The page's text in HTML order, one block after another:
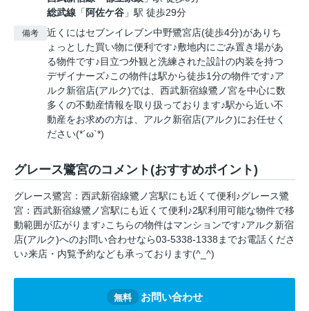
総武線 「 阿佐ケ谷 」駅 徒歩29分
備考
近くにはセブンイレブン中野鷺宮店(徒歩4分)がありち
ょっとした買い物に便利です♪敷地内にごみ置き場があ
る物件です♪目立つ外観と洗練された設計の内装を持つ
デザイナーズ♪この物件は駅から徒歩1分の物件です♪ア
ルク新宿店(アルク)では、西武新宿線鷺ノ宮を中心に数
多くの不動産情報を取り扱っております♪駅から近い不
動産をお求めの方は、アルク新宿店(アルク)にお任せく
ださい(*´ω`*)
グレース鷺宮のコメント(おすすめポイント)
グレース鷺宮：西武新宿線鷺ノ宮駅にも近くて便利♪グレース鷺
宮：西武新宿線鷺ノ宮駅にも近くて便利♪2駅利用可能な物件で移
動範囲が広がります♪こちらの物件はマンションです♪アルク新宿
店(アルク)へのお問い合わせなら03-5338-1338までお電話くださ
い♪来店・内覧予約なども承っております(^_^)
無料 お問い合わせ